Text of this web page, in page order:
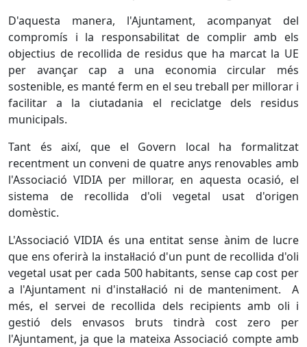
D'aquesta manera, l'Ajuntament, acompanyat del
compromís i la responsabilitat de complir amb els
objectius de recollida de residus que ha marcat la UE
per avançar cap a una economia circular més
sostenible, es manté ferm en el seu treball per millorar i
facilitar a la ciutadania el reciclatge dels residus
municipals.
Tant és així, que el Govern local ha formalitzat
recentment un conveni de quatre anys renovables amb
l'Associació VIDIA per millorar, en aquesta ocasió, el
sistema de recollida d'oli vegetal usat d'origen
domèstic.
L'Associació VIDIA és una entitat sense ànim de lucre
que ens oferirà la instal·lació d'un punt de recollida d'oli
vegetal usat per cada 500 habitants, sense cap cost per
a l'Ajuntament ni d'instal·lació ni de manteniment. A
més, el servei de recollida dels recipients amb oli i
gestió dels envasos bruts tindrà cost zero per
l'Ajuntament, ja que la mateixa Associació compte amb